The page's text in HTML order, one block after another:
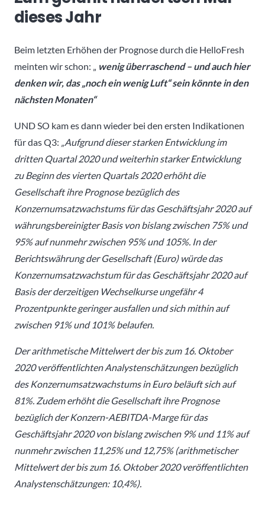
dieses Jahr
Beim letzten Erhöhen der Prognose durch die HelloFresh
meinten wir schon: „ wenig überraschend – und auch hier
denken wir, das „noch ein wenig Luft“ sein könnte in den
nächsten Monaten“
UND SO kam es dann wieder bei den ersten Indikationen
für das Q3: „Aufgrund dieser starken Entwicklung im
dritten Quartal 2020 und weiterhin starker Entwicklung
zu Beginn des vierten Quartals 2020 erhöht die
Gesellschaft ihre Prognose bezüglich des
Konzernumsatzwachstums für das Geschäftsjahr 2020 auf
währungsbereinigter Basis von bislang zwischen 75% und
95% auf nunmehr zwischen 95% und 105%. In der
Berichtswährung der Gesellschaft (Euro) würde das
Konzernumsatzwachstum für das Geschäftsjahr 2020 auf
Basis der derzeitigen Wechselkurse ungefähr 4
Prozentpunkte geringer ausfallen und sich mithin auf
zwischen 91% und 101% belaufen.
Der arithmetische Mittelwert der bis zum 16. Oktober
2020 veröffentlichten Analystenschätzungen bezüglich
des Konzernumsatzwachstums in Euro beläuft sich auf
81%. Zudem erhöht die Gesellschaft ihre Prognose
bezüglich der Konzern-AEBITDA-Marge für das
Geschäftsjahr 2020 von bislang zwischen 9% und 11% auf
nunmehr zwischen 11,25% und 12,75% (arithmetischer
Mittelwert der bis zum 16. Oktober 2020 veröffentlichten
Analystenschätzungen: 10,4%).